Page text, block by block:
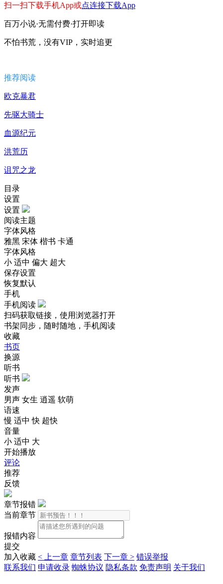
扫一扫下载手机App或点连接下载App
百万小说·无需付费·打开即读
不怕书荒，没有VIP，实时追更
推荐阅读
欧克暴君
先驱大骑士
血源纪元
洪荒历
诅咒之龙
目录
设置
设置
阅读主题
字体风格
雅黑 宋体 楷书 卡通
字体风格
小 适中 偏大 超大
保存设置
恢复默认
手机
手机阅读
扫码获取链接，使用浏览器打开
书架同步，随时随地，手机阅读
收藏
书页
换源
听书
听书
发声
男声 女生 逍遥 软萌
语速
慢 适中 快 超快
音量
小 适中 大
开始播放
评论
推荐
反馈
章节报错
当前章节
报错内容
提交
加入收藏 < 上一章 章节列表 下一章 > 错误举报
联系我们 申请收录 蜘蛛协议 隐私条款 免责声明 关于我们